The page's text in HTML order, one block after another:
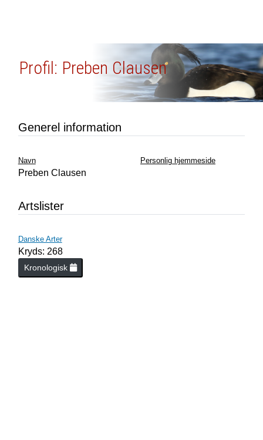
Profil: Preben Clausen
Generel information
Navn
Preben Clausen
Personlig hjemmeside
Artslister
Danske Arter
Kryds: 268
Kronologisk